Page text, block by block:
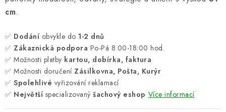
cm.
✅ Dodání obvykle do 1-2 dnů
✅ Zákaznická podpora Po-Pá 8:00-18:00 hod.
✅ Možnosti platby kartou, dobírka, faktura
✅ Možnosti doručení Zásilkovna, Pošta, Kurýr
✅ Spolehlivé vyřizování reklamací
✅ Největší specializovaný šachový eshop Více informací